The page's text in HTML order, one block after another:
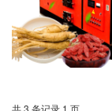
共 3 条记录 1 页